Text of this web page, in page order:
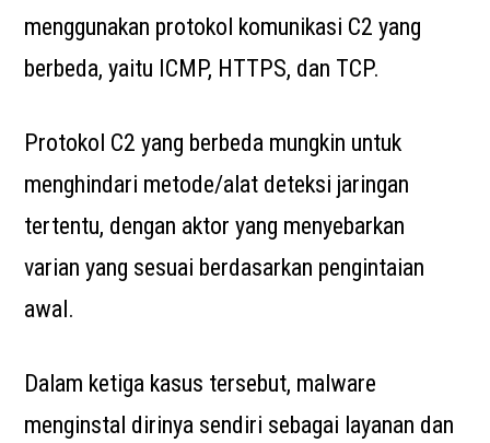
menggunakan protokol komunikasi C2 yang
berbeda, yaitu ICMP, HTTPS, dan TCP.
Protokol C2 yang berbeda mungkin untuk
menghindari metode/alat deteksi jaringan
tertentu, dengan aktor yang menyebarkan
varian yang sesuai berdasarkan pengintaian
awal.
Dalam ketiga kasus tersebut, malware
menginstal dirinya sendiri sebagai layanan dan